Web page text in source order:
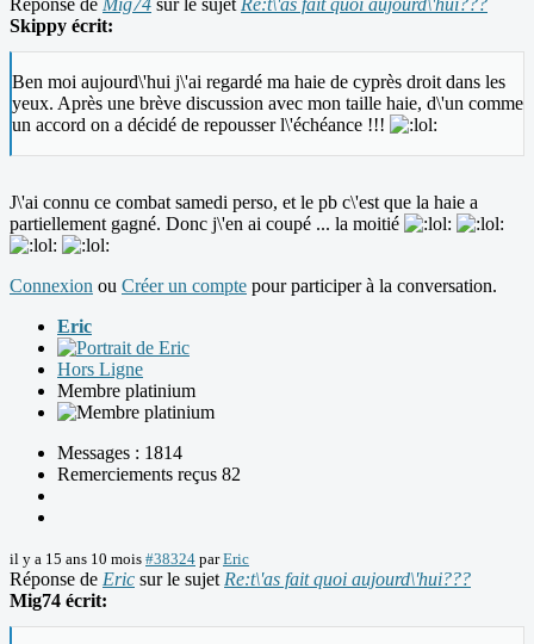
Skippy écrit:
Ben moi aujourd\'hui j\'ai regardé ma haie de cyprès droit dans les
yeux. Après une brève discussion avec mon taille haie, d\'un comme
un accord on a décidé de repousser l\'échéance !!!
J\'ai connu ce combat samedi perso, et le pb c\'est que la haie a
partiellement gagné. Donc j\'en ai coupé ... la moitié
Connexion ou Créer un compte pour participer à la conversation.
Eric
Hors Ligne
Membre platinium
Messages : 1814
Remerciements reçus 82
il y a 15 ans 10 mois #38324 parEric
Réponse de Eric sur le sujet Re:t\'as fait quoi aujourd\'hui???
Mig74 écrit: